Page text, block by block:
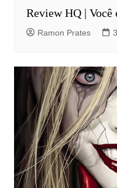
Review HQ | Você
Ramon Prates